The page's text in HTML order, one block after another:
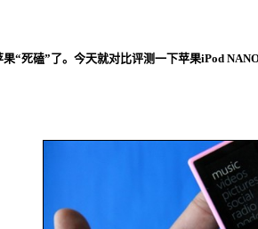
“死磕”了。今天就对比评测一下苹果iPod